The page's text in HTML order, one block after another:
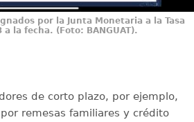
por la Junta Monetaria a la Tasa
la fecha. (Foto: BANGUAT).
de corto plazo, por ejemplo,
remesas familiares y crédito